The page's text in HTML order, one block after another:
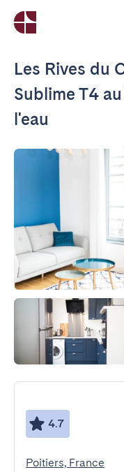
Les Rives du
Sublime T4
l'eau
4.7
Poitiers, France